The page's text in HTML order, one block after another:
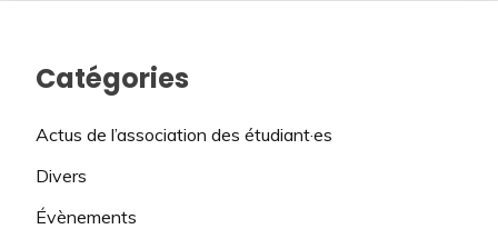
Catégories
Actus de l’association des étudiant·es
Divers
Évènements